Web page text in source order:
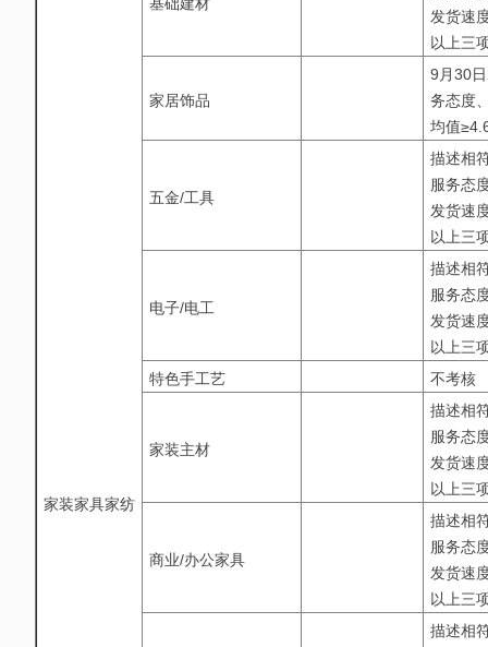
家装家具家纺
发货速
以上三
家居饰品
9月30
务态度
均值
五金/工具
描述相
服务态
发货速
以上三
电子/电工
描述相
服务态
发货速
以上三
特色手工艺
不考核
家装主材
描述相
服务态
发货速
以上三
商业/办公家具
描述相
服务态
发货速
以上三
描述相